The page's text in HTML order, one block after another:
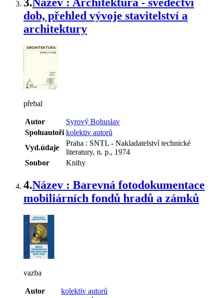
3.Název : Architektura - svědectví
dob, přehled vývoje stavitelství a
architektury
přebal
Autor
Syrový Bohuslav
Spoluautoři kolektiv autorů
Vyd.údaje
Praha : SNTL - Nakladatelství technické
literatury, n. p., 1974
Soubor
Knihy
4.Název : Barevná fotodokumentace
mobiliárních fondů hradů a zámků
vazba
Autor
kolektiv autorů